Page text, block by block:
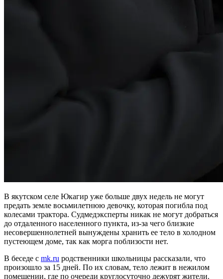
В якутском селе Юкагир уже больше двух недель не могут
предать земле восьмилетнюю девочку, которая погибла под
колесами трактора. Судмедэксперты никак не могут добраться
до отдаленного населенного пункта, из-за чего близкие
несовершеннолетней вынуждены хранить ее тело в холодном
пустеющем доме, так как морга поблизости нет.
В беседе с mk.ru родственники школьницы рассказали, что
произошло за 15 дней. По их словам, тело лежит в нежилом
помещении, где по очереди круглосуточно дежурят жители.